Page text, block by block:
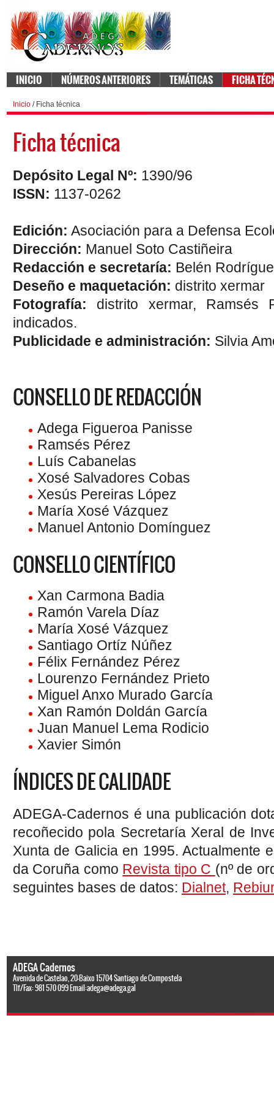
INICIO NÚMEROS ANTERIORES TEMÁTICAS FICHA
Inicio / Ficha técnica
Ficha técnica
Depósito Legal Nº: 1390/96
ISSN: 1137-0262
Edición: Asociación para a Defensa
Dirección: Manuel Soto Castiñeira
Redacción e secretaría: Belén
Deseño e maquetación: distrito xermar
Fotografía: distrito xermar, Ramsés
indicados.
Publicidade e administración: Silvia
CONSELLO DE REDACCIÓN
Adega Figueroa Panisse
Ramsés Pérez
Luís Cabanelas
Xosé Salvadores Cobas
Xesús Pereiras López
María Xosé Vázquez
Manuel Antonio Domínguez
CONSELLO CIENTÍFICO
Xan Carmona Badia
Ramón Varela Díaz
María Xosé Vázquez
Santiago Ortíz Núñez
Félix Fernández Pérez
Lourenzo Fernández Prieto
Miguel Anxo Murado García
Xan Ramón Doldán García
Juan Manuel Lema Rodicio
Xavier Simón
ÍNDICES DE CALIDADE
ADEGA-Cadernos é una publicación
recoñecido pola Secretaría Xeral de
Xunta de Galicia en 1995. Actualmente
da Coruña como Revista tipo C (nº de
seguintes bases de datos: Dialnet,
ADEGA Cadernos
Avenida de Castelao, 20-Baixo 15704 Santiago de Compostela
Tlf/Fax: 981 570 099 Email:adega@adega.gal